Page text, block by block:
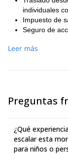
individuales
Impuesto de
Seguro de
Comidas en
Tour de
autobuses
Boleto de
Hotel Casa
Hotel San
Recogida en
Equipo
Leer más
Preguntas
¿Qué
escalar esta
para niños o